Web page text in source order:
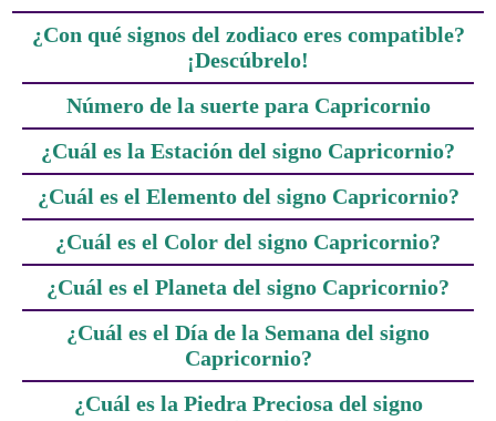
¿Con qué signos del zodiaco eres compatible?
¡Descúbrelo!
Número de la suerte para Capricornio
¿Cuál es la Estación del signo Capricornio?
¿Cuál es el Elemento del signo Capricornio?
¿Cuál es el Color del signo Capricornio?
¿Cuál es el Planeta del signo Capricornio?
¿Cuál es el Día de la Semana del signo
Capricornio?
¿Cuál es la Piedra Preciosa del signo